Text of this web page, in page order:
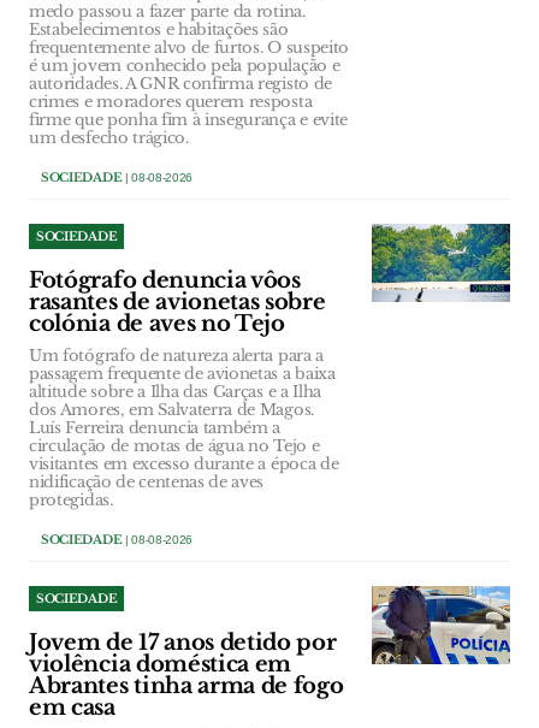
medo passou a fazer parte da rotina.
Estabelecimentos e habitações são
frequentemente alvo de furtos. O suspeito
é um jovem conhecido pela população e
autoridades. A GNR confirma registo de
crimes e moradores querem resposta
firme que ponha fim à insegurança e evite
um desfecho trágico.
SOCIEDADE| 08-08-2026
SOCIEDADE
Fotógrafo denuncia vôos
rasantes de avionetas sobre
colónia de aves no Tejo
Um fotógrafo de natureza alerta para a
passagem frequente de avionetas a baixa
altitude sobre a Ilha das Garças e a Ilha
dos Amores, em Salvaterra de Magos.
Luís Ferreira denuncia também a
circulação de motas de água no Tejo e
visitantes em excesso durante a época de
nidificação de centenas de aves
protegidas.
SOCIEDADE| 08-08-2026
SOCIEDADE
Jovem de 17 anos detido por
violência doméstica em
Abrantes tinha arma de fogo
em casa